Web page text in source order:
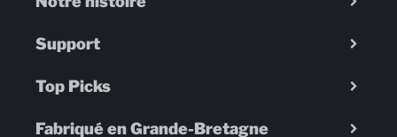
Support
Top Picks
Fabriqué en Grande-Bretagne